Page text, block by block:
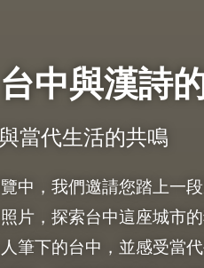
中與漢詩
當代生活的共鳴
中，我們邀請您踏上一
片，探索台中這座城市
筆下的台中，並感受當